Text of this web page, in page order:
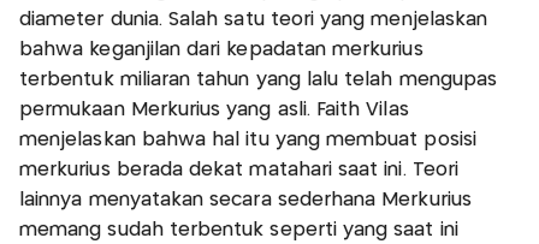
diameter dunia. Salah satu teori yang menjelaskan
bahwa keganjilan dari kepadatan merkurius
terbentuk miliaran tahun yang lalu telah mengupas
permukaan Merkurius yang asli. Faith Vilas
menjelaskan bahwa hal itu yang membuat posisi
merkurius berada dekat matahari saat ini. Teori
lainnya menyatakan secara sederhana Merkurius
memang sudah terbentuk seperti yang saat ini